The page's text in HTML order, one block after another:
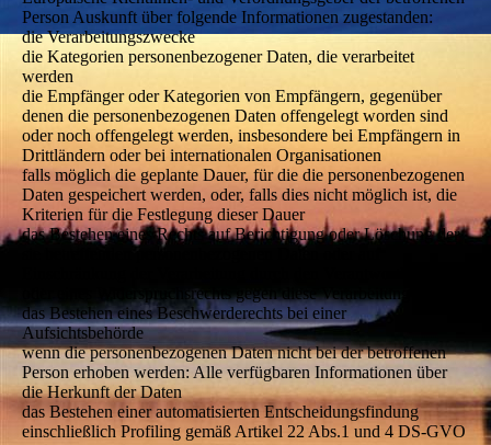
Person Auskunft über folgende Informationen zugestanden:
die Verarbeitungszwecke
die Kategorien personenbezogener Daten, die verarbeitet
werden
die Empfänger oder Kategorien von Empfängern, gegenüber
denen die personenbezogenen Daten offengelegt worden sind
oder noch offengelegt werden, insbesondere bei Empfängern in
Drittländern oder bei internationalen Organisationen
falls möglich die geplante Dauer, für die die personenbezogenen
Daten gespeichert werden, oder, falls dies nicht möglich ist, die
Kriterien für die Festlegung dieser Dauer
das Bestehen eines Rechts auf Berichtigung oder Löschung der
oder eines Widerspruchsrechts gegen diese Verarbeitung
das Bestehen eines Beschwerderechts bei einer
Aufsichtsbehörde
wenn die personenbezogenen Daten nicht bei der betroffenen
Person erhoben werden: Alle verfügbaren Informationen über
die Herkunft der Daten
das Bestehen einer automatisierten Entscheidungsfindung
einschließlich Profiling gemäß Artikel 22 Abs.1 und 4 DS-GVO